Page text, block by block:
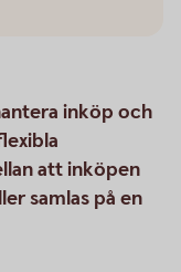
inköp och
att inköpen
samlas på en